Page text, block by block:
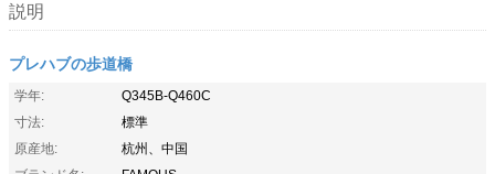
説明
プレハブの歩道橋
学年:
Q345B-Q460C
寸法:
標準
原産地:
杭州、中国